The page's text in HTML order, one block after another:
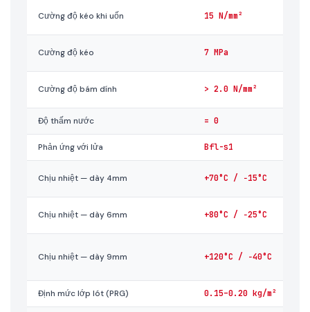
Cường độ kéo khi uốn 15 N/mm²
Cường độ kéo 7 MPa
Cường độ bám dính > 2.0 N/mm²
Độ thấm nước = 0
Phản ứng với lửa Bfl-s1
Chịu nhiệt — dày 4mm +70°C / −15°C
Chịu nhiệt — dày 6mm +80°C / −25°C
Chịu nhiệt — dày 9mm +120°C / −40°C
Định mức lớp lót (PRG) 0.15–0.20 kg/m²